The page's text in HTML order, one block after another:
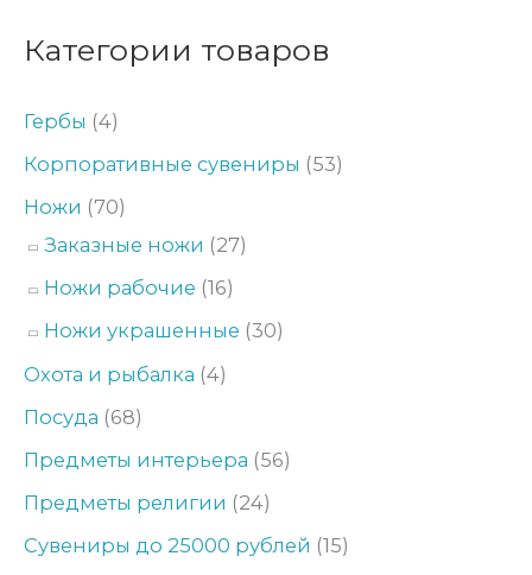
н
я
ц
е
н
а
ь
я
Категории товаров
Гербы (4)
Корпоративные сувениры (53)
Ножи (70)
Заказные ножи (27)
Ножи рабочие (16)
Ножи украшенные (30)
Охота и рыбалка (4)
Посуда (68)
Предметы интерьера (56)
Предметы религии (24)
Сувениры до 25000 рублей (15)